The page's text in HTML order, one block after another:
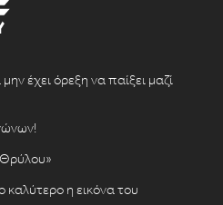
έχει όρεξη να παίξει μαζί
η εικόνα του